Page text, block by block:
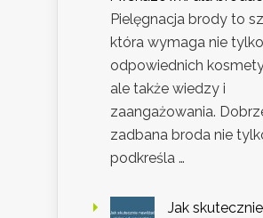
Pielęgnacja brody to
która wymaga nie tylko
odpowiednich
ale także wiedzy i
zaangażowania.
zadbana broda nie
podkreśla …
Jak skutecznie